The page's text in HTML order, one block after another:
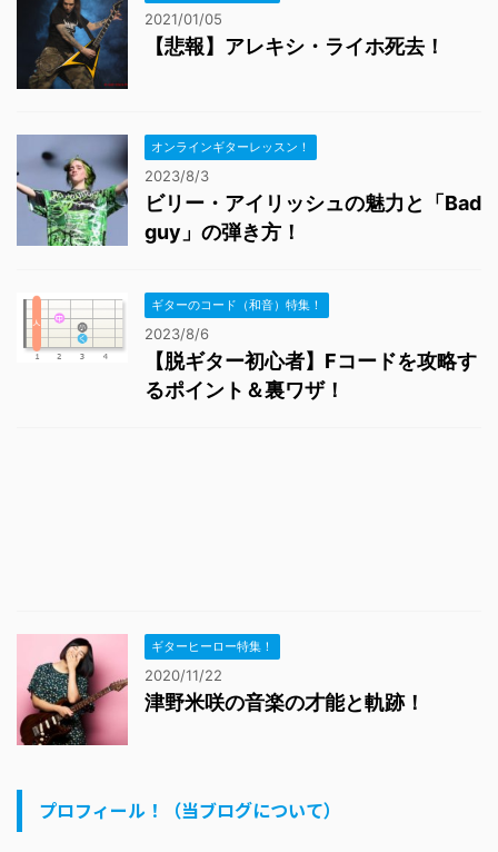
2021/01/05
【悲報】アレキシ・ライホ死去！
オンラインギターレッスン！
2023/8/3
ビリー・アイリッシュの魅力と「Bad
guy」の弾き方！
ギターのコード（和音）特集！
2023/8/6
【脱ギター初心者】Fコードを攻略す
るポイント＆裏ワザ！
ギターヒーロー特集！
2020/11/22
津野米咲の音楽の才能と軌跡！
プロフィール！（当ブログについて）